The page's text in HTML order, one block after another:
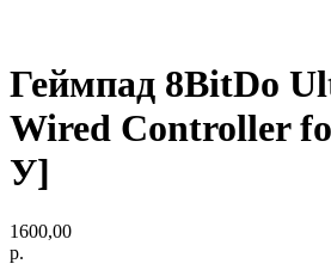
Геймпад 8BitDo
Wired Controller
У]
1600,00
р.